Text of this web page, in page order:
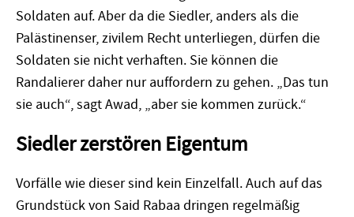
Soldaten auf. Aber da die Siedler, anders als die
Palästinenser, zivilem Recht unterliegen, dürfen die
Soldaten sie nicht verhaften. Sie können die
Randalierer daher nur auffordern zu gehen. „Das tun
sie auch“, sagt Awad, „aber sie kommen zurück.“
Siedler zerstören Eigentum
Vorfälle wie dieser sind kein Einzelfall. Auch auf das
Grundstück von Said Rabaa dringen regelmäßig